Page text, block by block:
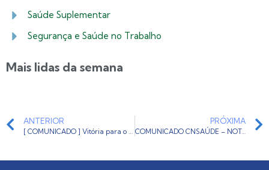
Saúde Suplementar
Segurança e Saúde no Trabalho
Mais lidas da semana
ANTERIOR
[ COMUNICADO ] Vitória para o contribuinte: lei derruba voto de desempate da Fazenda no CARF
PRÓXIMA
COMUNICADO CNSAÚDE – NOTA À IMPRENSA